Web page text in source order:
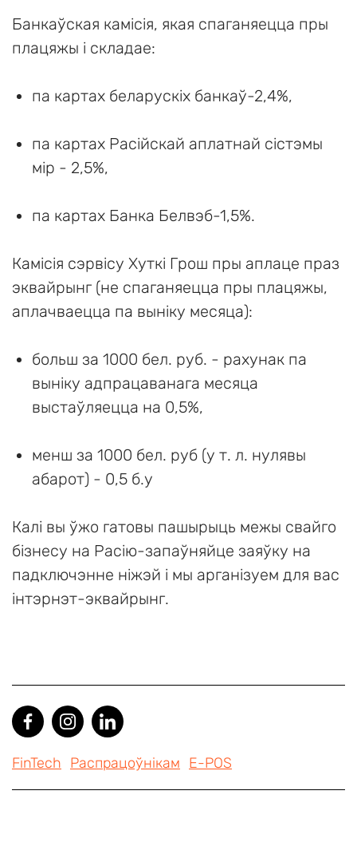
Банкаўская камісія, якая спаганяецца пры
плацяжы і складае:
па картах беларускіх банкаў-2,4%,
па картах Расійскай аплатнай сістэмы
мір - 2,5%,
па картах Банка Белвэб-1,5%.
Камісія сэрвісу Хуткі Грош пры аплаце праз
эквайрынг (не спаганяецца пры плацяжы,
аплачваецца па выніку месяца):
больш за 1000 бел. руб. - рахунак па
выніку адпрацаванага месяца
выстаўляецца на 0,5%,
менш за 1000 бел. руб (у т. л. нулявы
абарот) - 0,5 б.у
Калі вы ўжо гатовы пашырыць межы свайго
бізнесу на Расію-запаўняйце заяўку на
падключэнне ніжэй і мы арганізуем для вас
інтэрнэт-эквайрынг.
FinTech Распрацоўнікам E-POS